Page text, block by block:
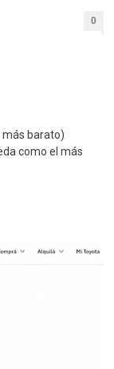
0
más barato)
como el más